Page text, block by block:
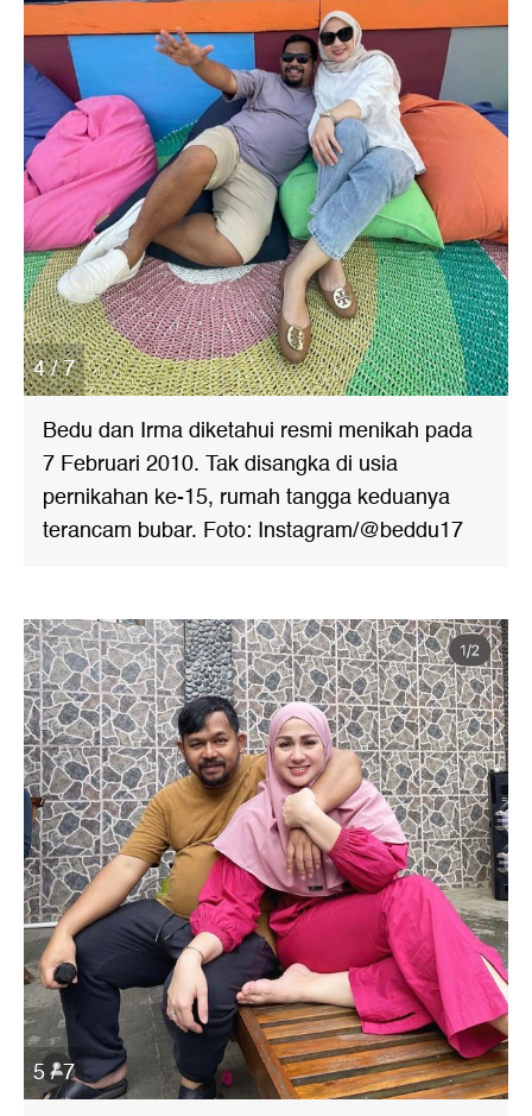
4 / 7
Bedu dan Irma diketahui resmi menikah pada
7 Februari 2010. Tak disangka di usia
pernikahan ke-15, rumah tangga keduanya
terancam bubar. Foto: Instagram/@beddu17
5 / 7